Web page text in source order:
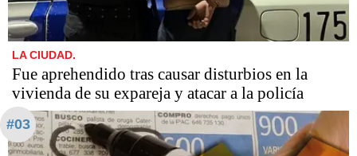
LA CIUDAD.
Fue aprehendido tras causar disturbios en la
vivienda de su expareja y atacar a la policía
#03